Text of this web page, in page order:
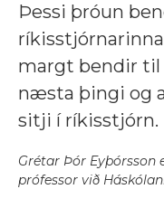
Þessi þróun
margt bendir til
næsta þingi og
sitji í ríkisstjórn.
Grétar Þór
prófessor við